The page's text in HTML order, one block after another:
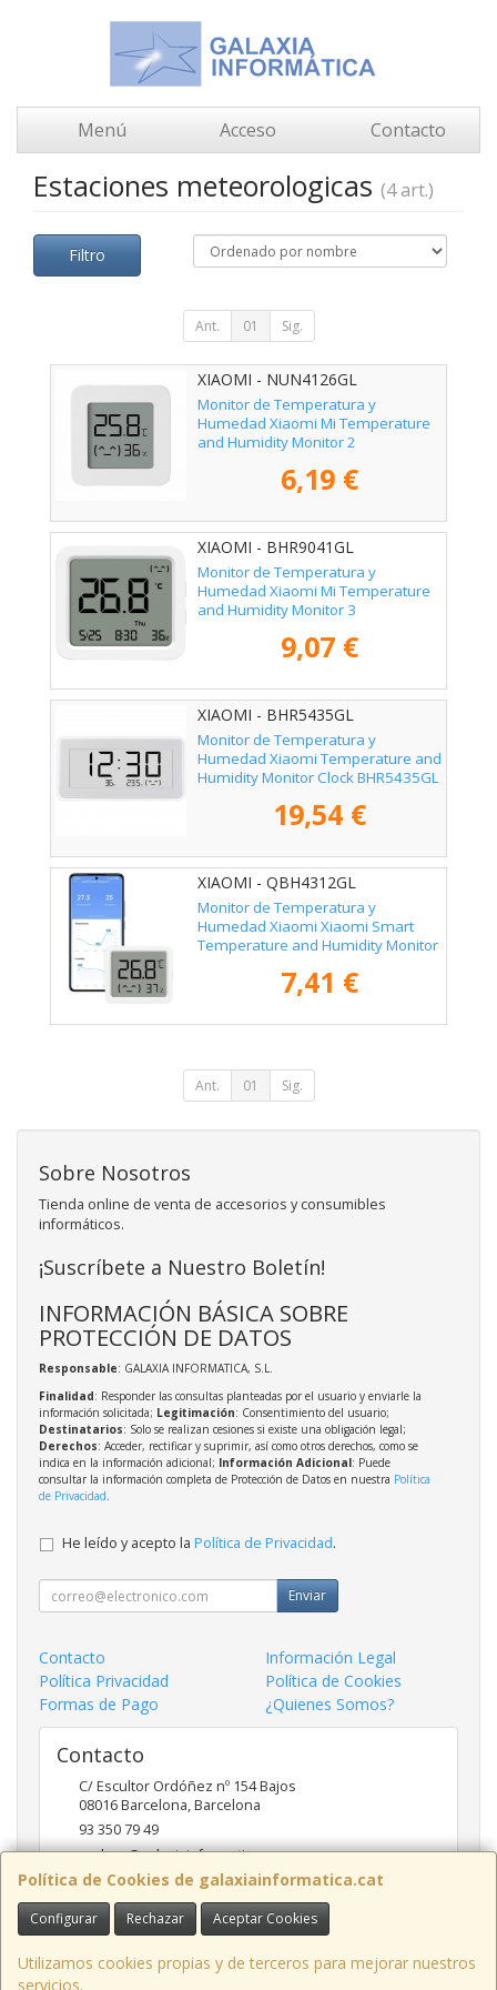
Menú Acceso Contacto
Estaciones meteorologicas (4 art.)
Filtro
Ant. 01 Sig.
XIAOMI - NUN4126GL
Monitor de Temperatura y
Humedad Xiaomi Mi Temperature
and Humidity Monitor 2
6,19 €
XIAOMI - BHR9041GL
Monitor de Temperatura y
Humedad Xiaomi Mi Temperature
and Humidity Monitor 3
9,07 €
XIAOMI - BHR5435GL
Monitor de Temperatura y
Humedad Xiaomi Temperature and
Humidity Monitor Clock BHR5435GL
19,54 €
XIAOMI - QBH4312GL
Monitor de Temperatura y
Humedad Xiaomi Xiaomi Smart
Temperature and Humidity Monitor
7,41 €
Ant. 01 Sig.
Política de Cookies de galaxiainformatica.cat
Configurar Rechazar Aceptar Cookies
Utilizamos cookies propias y de terceros para mejorar nuestros
servicios.
Sobre Nosotros
Tienda online de venta de accesorios y consumibles
informáticos.
¡Suscríbete a Nuestro Boletín!
INFORMACIÓN BÁSICA SOBRE
PROTECCIÓN DE DATOS
Responsable: GALAXIA INFORMATICA, S.L.
Finalidad: Responder las consultas planteadas por el usuario y enviarle la
información solicitada; Legitimación: Consentimiento del usuario;
Destinatarios: Solo se realizan cesiones si existe una obligación legal;
Derechos: Acceder, rectificar y suprimir, así como otros derechos, como se
indica en la información adicional; Información Adicional: Puede
consultar la información completa de Protección de Datos en nuestra Política
de Privacidad.
He leído y acepto la Política de Privacidad.
Enviar
Contacto
Información Legal
Política Privacidad
Política de Cookies
Formas de Pago
¿Quienes Somos?
Contacto
C/ Escultor Ordóñez nº 154 Bajos
08016Barcelona,Barcelona
93 350 79 49
andreu@galaxiainformatica.com
Horario
9:00-17:30 de Lunes a Jueves / 9:00-15:00 los Viernes